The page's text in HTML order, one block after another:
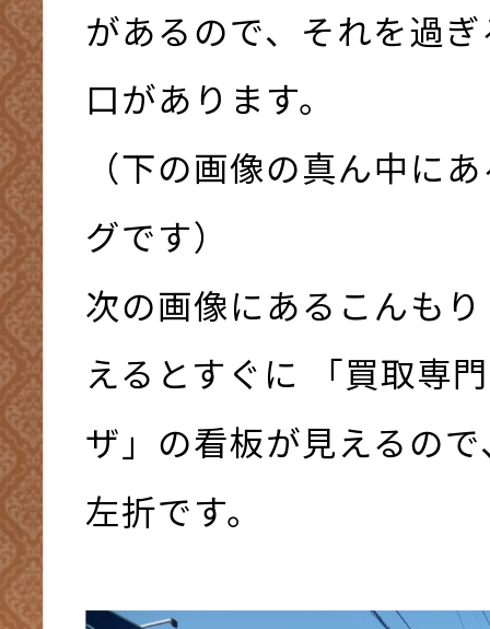
があるので、それを過
口があります。
（下の画像の真ん中に
グです）
次の画像にあるこんも
えるとすぐに 「買取専
ザ」の看板が見えるの
左折です。